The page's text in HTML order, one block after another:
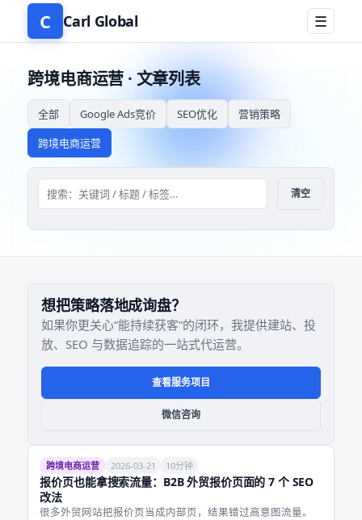
C Carl Global ☰
跨境电商运营 · 文章列表
全部 Google Ads竞价 SEO优化
营销策略
跨境电商运营
清空
想把策略落地成询盘？
如果你更关心“能持续获客”的闭环，我提供建站、投
放、SEO 与数据追踪的一站式代运营。
查看服务项目
微信咨询
跨境电商运营 2026-03-21 10分钟
报价页也能拿搜索流量：B2B 外贸报价页面的 7 个 SEO
改法
很多外贸网站把报价页当成内部页，结果错过高意图流量。